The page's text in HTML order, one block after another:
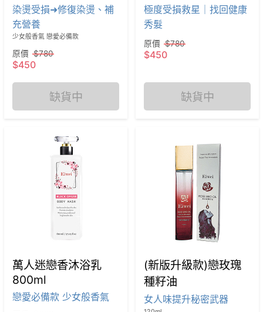
染燙受損➜修復染燙、補
充營養
少女般香氣 戀愛必備款
原價 $780
$450
缺貨中
極度受損救星｜找回健康
秀髮
原價 $780
$450
缺貨中
萬人迷戀香沐浴乳
800ml
戀愛必備款 少女般香氣
(新版升級款)戀玫瑰
種籽油
女人味提升秘密武器